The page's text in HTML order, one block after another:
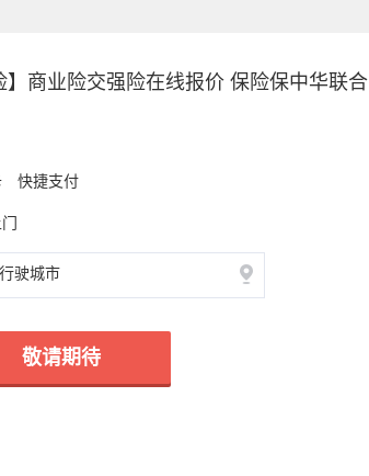
】商业险交强险在线报价 保险保中华联合
快捷支付
敬请期待